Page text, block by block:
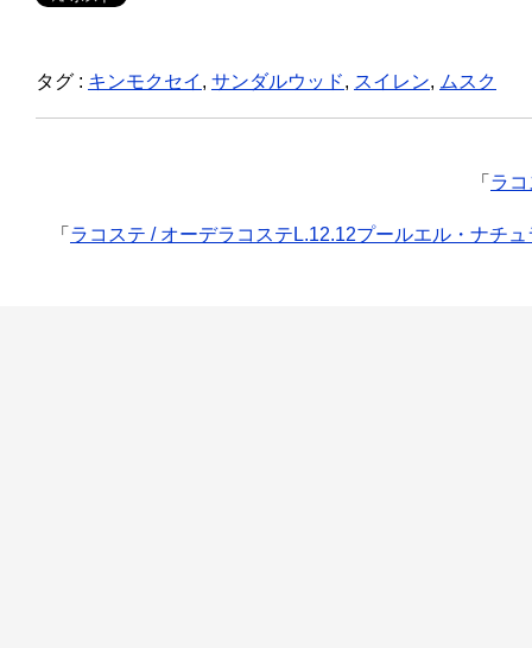
タグ : キンモクセイ , サンダルウッド, スイレン, ムスク
「 ラ
「 ラコステ / オーデラコステL.12.12プールエル・ナチュ